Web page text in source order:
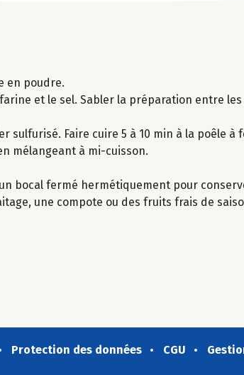
en poudre.
et le sel. Sabler la préparation entre
Faire cuire 5 à 10 min à la poêle à
mélangeant à mi-cuisson.
bocal fermé hermétiquement pour
une compote ou des fruits frais de
Protection des données CGU